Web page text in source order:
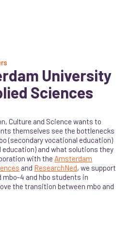
University
Sciences
Culture and Science wants to
themselves see the bottlenecks
(secondary vocational education)
education) and what solutions they
with the Amsterdam
and ResearchNed, we support
mbo-4 and hbo students in
the transition between mbo and